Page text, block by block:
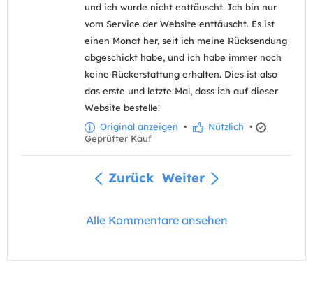
und ich wurde nicht enttäuscht. Ich bin nur
vom Service der Website enttäuscht. Es ist
einen Monat her, seit ich meine Rücksendung
abgeschickt habe, und ich habe immer noch
keine Rückerstattung erhalten. Dies ist also
das erste und letzte Mal, dass ich auf dieser
Website bestelle!
Original anzeigen • Nützlich •
Geprüfter Kauf
Zurück Weiter
Alle Kommentare ansehen